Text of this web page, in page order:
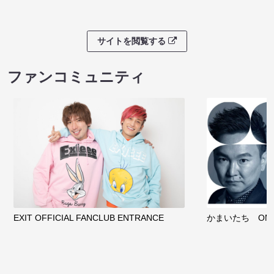
サイトを閲覧する
ファンコミュニティ
EXIT OFFICIAL FANCLUB ENTRANCE かまいたち